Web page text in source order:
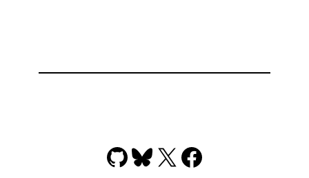
GitHub
Bluesky
X Facebook